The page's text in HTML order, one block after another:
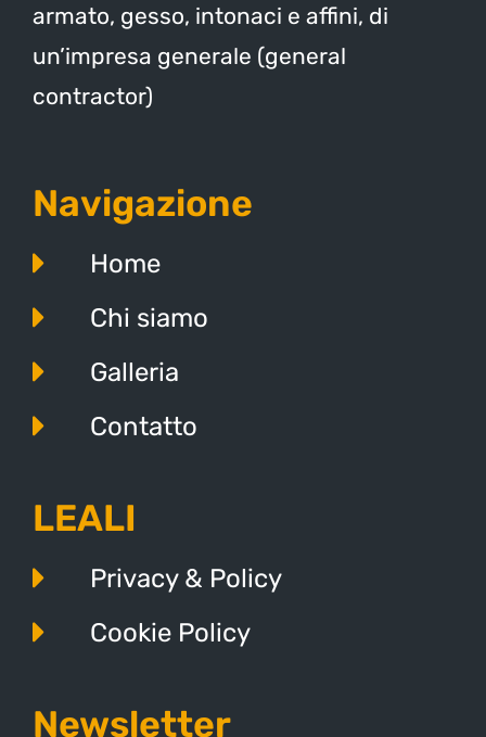
armato, gesso, intonaci e affini, di
un’impresa generale (general
contractor)
Navigazione
Home
Chi siamo
Galleria
Contatto
LEALI
Privacy & Policy
Cookie Policy
Newsletter